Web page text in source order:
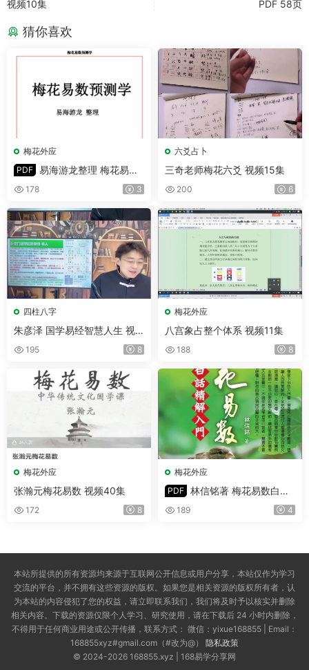
视频10集
PDF 58页
猜你喜欢
梅花外应
PDF 易海游龙整理 梅花易数
预测学 PDF 102页
178 3
六爻占卜
三奇老师梅花六爻 视频15集
200 6
四柱八字
朱彦泽 国学易经智慧人生 视
频64集+配套课件
195 8
梅花外应
八宫象占整个体系 视频11集
188 8
梅花外应
张瀚元梅花易数 视频40集
172 8
梅花外应
PDF 林信铭著 梅花易数白话
精解入门 PDF版 188页
189 4
本站所提供的所有资源均来源于互联网公开信息或用户分享，本站仅作为学习
交流的平台，并不拥有这些资源的版权。如果您是相关资源的版权所有者，认
为本站的内容侵犯了您的权益，请立即联系我们，我们将及时予以核实并删除
相关内容。下载的资源仅限个人学习、研究使用，请在下载后 24 小时内删除，
不得用于任何商业用途或公开传播，联系方式： 微信：yixue168855 | Email：
168855xyz#gmail.com（#改为@） 隐私政策
© 2024-2026 168855.xyz | 168易学分享网